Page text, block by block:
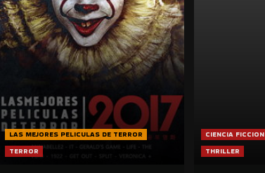
LAS MEJORES PELICULAS DE TERROR
TERROR
CIENCIA FICCION
THRILLER